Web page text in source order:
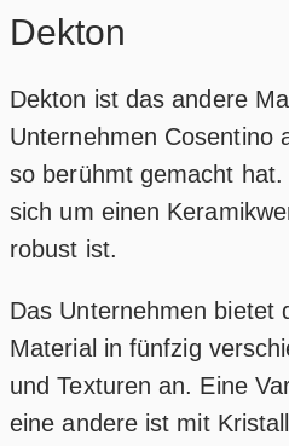
Dekton
Dekton ist das andere
Unternehmen Cosentino
so berühmt gemacht
sich um einen
robust ist.
Das Unternehmen bietet
Material in fünfzig
und Texturen an. Eine
eine andere ist mit